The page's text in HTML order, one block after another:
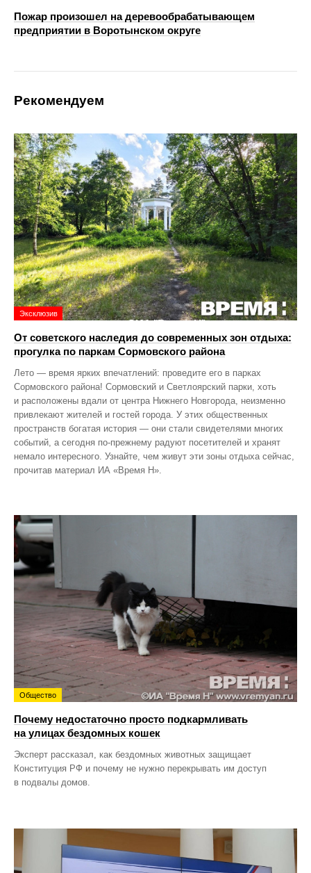
Пожар произошел на деревообрабатывающем
предприятии в Воротынском округе
Рекомендуем
Эксклюзив
От советского наследия до современных зон отдыха:
прогулка по паркам Сормовского района
Лето — время ярких впечатлений: проведите его в парках
Сормовского района! Сормовский и Светлоярский парки, хоть
и расположены вдали от центра Нижнего Новгорода, неизменно
привлекают жителей и гостей города. У этих общественных
пространств богатая история — они стали свидетелями многих
событий, а сегодня по‑прежнему радуют посетителей и хранят
немало интересного. Узнайте, чем живут эти зоны отдыха сейчас,
прочитав материал ИА «Время Н».
Общество
Почему недостаточно просто подкармливать
на улицах бездомных кошек
Эксперт рассказал, как бездомных животных защищает
Конституция РФ и почему не нужно перекрывать им доступ
в подвалы домов.